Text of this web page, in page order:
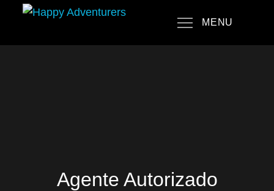
content
MENU
Agente Autorizado